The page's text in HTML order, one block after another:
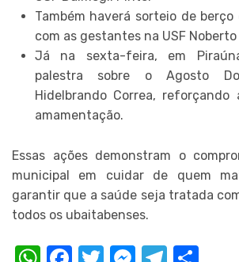
Também haverá sorteio de
com as gestantes na USF Noberto
Já na sexta-feira, em
palestra sobre o Agosto
Hidelbrando Correa, reforçando
amamentação.
Essas ações demonstram o
municipal em cuidar de quem
garantir que a saúde seja tratada
todos os ubaitabenses.